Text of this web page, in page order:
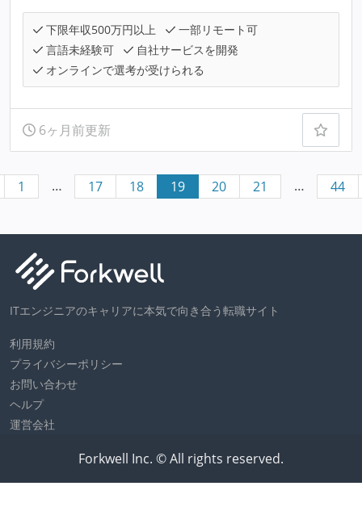
下限年収500万円以上
一部リモート可
言語未経験可
自社サービスを開発
オンラインで選考が受けられる
6ヶ月前更新
1 … 17 18 19 20 21 … 44
ITエンジニアのキャリアに本気で向き合う転職サイト
利用規約
プライバシーポリシー
お問い合わせ
ヘルプ
運営会社
Forkwell Inc. © All rights reserved.